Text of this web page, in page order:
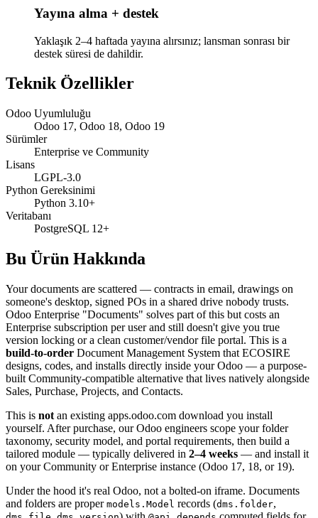
Yayına alma + destek
Yaklaşık 2–4 haftada yayına alırsınız; lansman sonrası bir
destek süresi de dahildir.
Teknik Özellikler
Odoo Uyumluluğu
Odoo 17, Odoo 18, Odoo 19
Sürümler
Enterprise ve Community
Lisans
LGPL-3.0
Python Gereksinimi
Python 3.10+
Veritabanı
PostgreSQL 12+
Bu Ürün Hakkında
Your documents are scattered — contracts in email, drawings on
someone's desktop, signed POs in a shared drive nobody trusts.
Odoo Enterprise "Documents" solves part of this but costs an
Enterprise subscription per user and still doesn't give you true
version locking or a clean customer/vendor file portal. This is a
build-to-order Document Management System that ECOSIRE
designs, codes, and installs directly inside your Odoo — a purpose-
built Community-compatible alternative that lives natively alongside
Sales, Purchase, Projects, and Contacts.
This is not an existing apps.odoo.com download you install
yourself. After purchase, our Odoo engineers scope your folder
taxonomy, security model, and portal requirements, then build a
tailored module — typically delivered in 2–4 weeks — and install it
on your Community or Enterprise instance (Odoo 17, 18, or 19).
Under the hood it's real Odoo, not a bolted-on iframe. Documents
and folders are proper models.Model records (dms.folder,